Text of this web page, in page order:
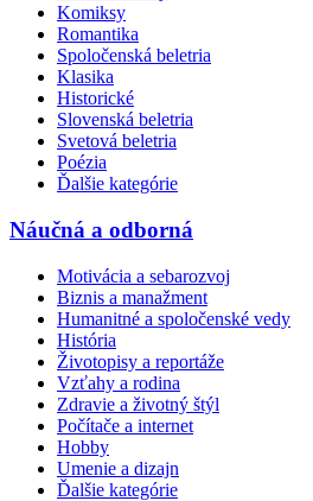
Komiksy
Romantika
Spoločenská beletria
Klasika
Historické
Slovenská beletria
Svetová beletria
Poézia
Ďalšie kategórie
Náučná a odborná
Motivácia a sebarozvoj
Biznis a manažment
Humanitné a spoločenské vedy
História
Životopisy a reportáže
Vzťahy a rodina
Zdravie a životný štýl
Počítače a internet
Hobby
Umenie a dizajn
Ďalšie kategórie